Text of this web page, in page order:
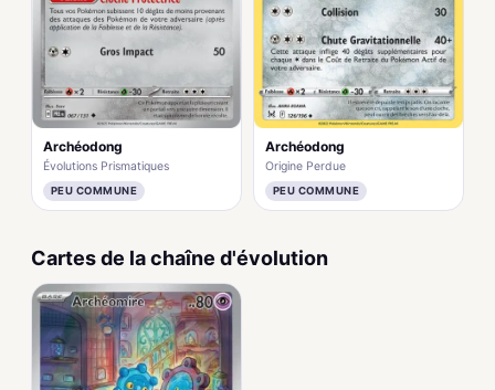
Archéodong
Évolutions Prismatiques
PEU COMMUNE
Archéodong
Origine Perdue
PEU COMMUNE
Cartes de la chaîne d'évolution